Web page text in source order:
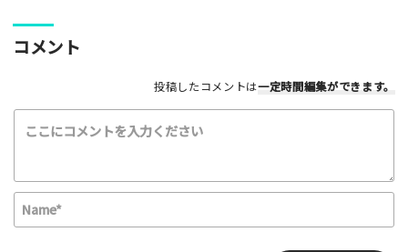
スケートボード
インラインスケート
BMX
スクーター
その他
最高！
最悪
コメント
投稿したコメントは一定時間編集ができます。